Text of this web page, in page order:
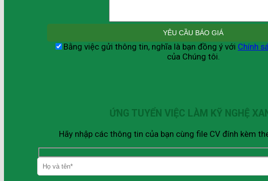
Bằng việc gửi thông tin, nghĩa là bạn đồng ý với Chính
của Chúng tôi.
ỨNG TUYỂN VIỆC LÀM KỸ NGHỆ
Hãy nhập các thông tin của bạn cùng file CV đính kèm